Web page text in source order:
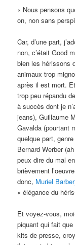
« Nous pensons
on, non sans
Car, d’une part,
non, c’était Good
bien les hérissons
animaux trop
après il est mort.
trop peu répandu
à succès dont je
jeans), Guillaume
Gavalda (pourtant
quelque part,
Bernard Werber
peux dire du mal
brièvement
donc, Muriel
« élégance du
Et voyez-vous,
piquant qui fait que
kits de presse,